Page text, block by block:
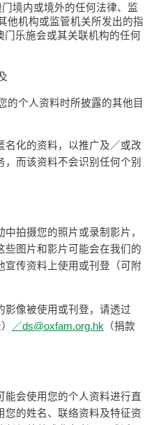
境内或境外的任何法律、监
他机构或监管机关所发出的指
门乐施会或其关联机构的任何
的个人资料时所披露的其他目
名化的资料，以推广及／或改
而该资料不会识别任何个别
拍摄您的照片或录制影片，
些图片和影片可能会在我们的
宣传资料上使用或刊登（可附
影像被使用或刊登，请透过
／ds@oxfam.org.hk （捐款
能会使用您的个人资料进行直
您的姓名、联络资料及特征资